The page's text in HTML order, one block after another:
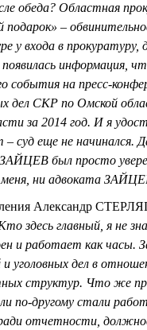
обеда? Областная
–
входа в прокуратуру,
информация,
события на пресс-
дел СКР по Омской
за 2014 год. И я
суд еще не начинался.
был просто
меня, ни адвоката
Александр
здесь главный, я не
и работает как часы.
уголовных дел в
структур. Что же
по-другому стали
отчетности,